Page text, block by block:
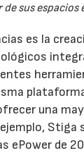
sus espacios
es la
una
Stiga
ePower de